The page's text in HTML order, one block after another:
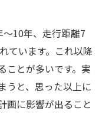
10年、走行距離7
ています。これ以降
ことが多いです。実
うと、思った以上に
画に影響が出ること